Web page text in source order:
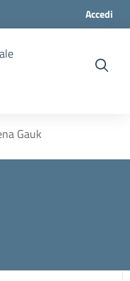
Accedi
Gauk